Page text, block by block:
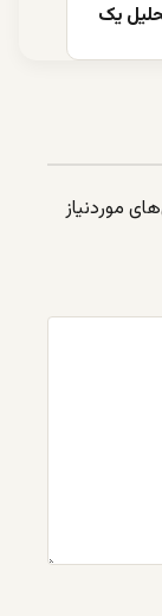
یک
موردنیاز